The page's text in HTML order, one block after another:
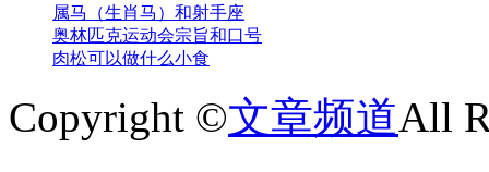
属马（生肖马）和射手座
奥林匹克运动会宗旨和口号
肉松可以做什么小食
Copyright ©文章频道All